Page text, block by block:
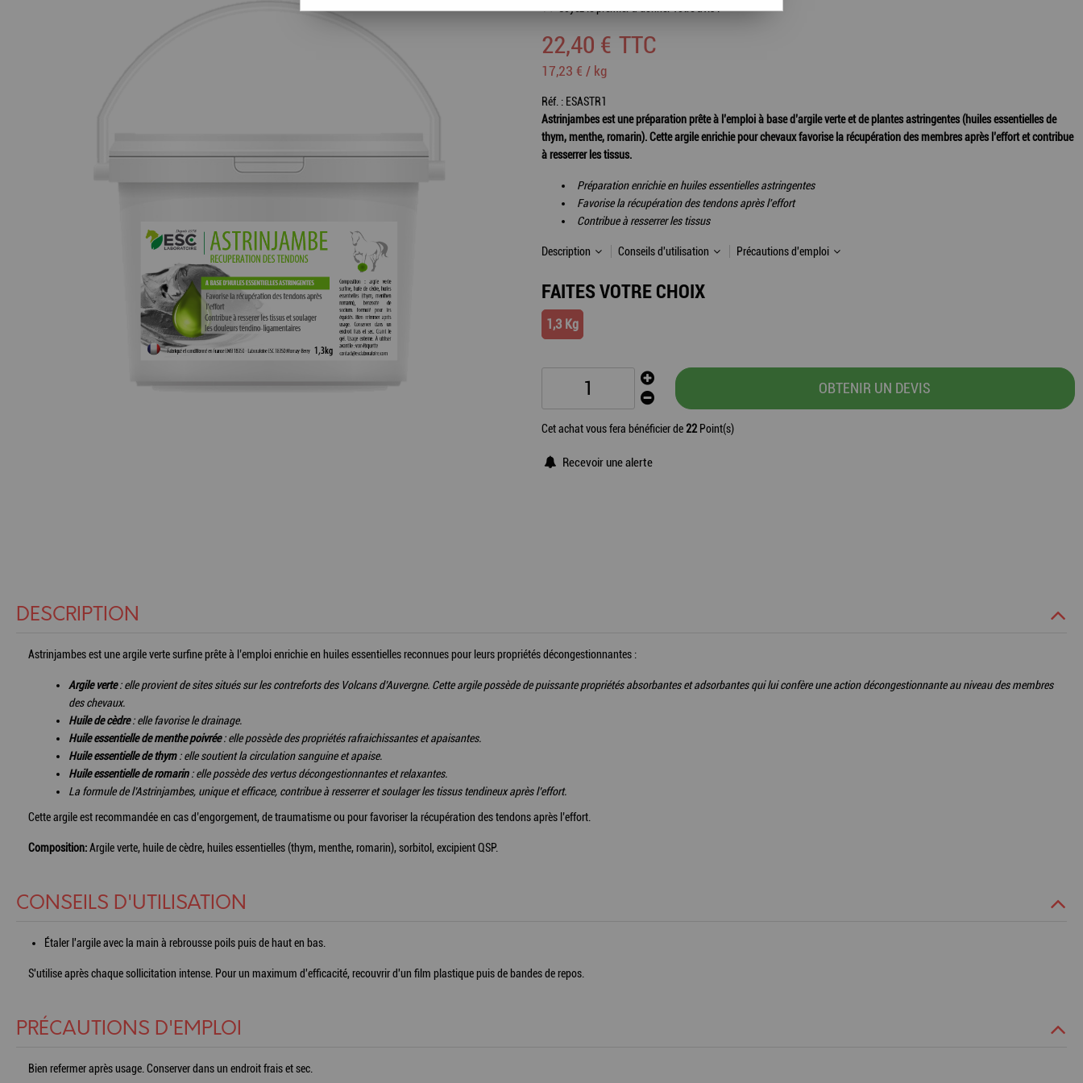
Soyez le premier à donner votre avis !
22,40 € TTC
17,23 € / kg
Réf. : ESASTR1
Astrinjambes est une préparation prête à l’emploi à base d’argile verte et de plantes astringentes (huiles essentielles de
thym, menthe, romarin). Cette argile enrichie pour chevaux favorise la récupération des membres après l’effort et contribue
à resserrer les tissus.
Préparation enrichie en huiles essentielles astringentes
Favorise la récupération des tendons après l'effort
Contribue à resserrer les tissus
Description Conseils d'utilisation Précautions d'emploi
FAITES VOTRE CHOIX
1,3 Kg
OBTENIR UN DEVIS
Cet achat vous fera bénéficier de22Point(s)
Recevoir une alerte
DESCRIPTION
Astrinjambes est une argile verte surfine prête à l’emploi enrichie en huiles essentielles reconnues pour leurs propriétés décongestionnantes :
Argile verte: elle provient de sites situés sur les contreforts des Volcans d’Auvergne. Cette argile possède de puissante propriétés absorbantes et adsorbantes qui lui confère une action décongestionnante au niveau des membres
des chevaux.
Huile de cèdre: elle favorise le drainage.
Huile essentielle de menthe poivrée: elle possède des propriétés rafraichissantes et apaisantes.
Huile essentielle de thym: elle soutient la circulation sanguine et apaise.
Huile essentielle de romarin: elle possède des vertus décongestionnantes et relaxantes.
La formule de l’Astrinjambes, unique et efficace, contribue à resserrer et soulager les tissus tendineux après l’effort.
Cette argile est recommandée en cas d’engorgement, de traumatisme ou pour favoriser la récupération des tendons après l’effort.
Composition:Argile verte, huile de cèdre, huiles essentielles (thym, menthe, romarin), sorbitol, excipient QSP.
CONSEILS D'UTILISATION
Étaler l'argile avec la main à rebrousse poils puis de haut en bas.
S'utilise après chaque sollicitation intense. Pour un maximum d'efficacité, recouvrir d'un film plastique puis de bandes de repos.
PRÉCAUTIONS D'EMPLOI
Bien refermer après usage. Conserver dans un endroit frais et sec.